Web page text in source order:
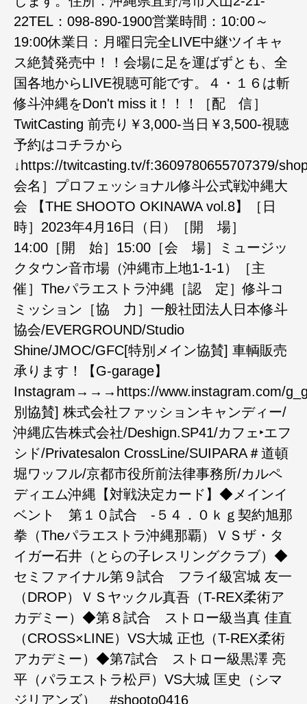
22TEL：098-890-1900営業時間：10:00～
19:00休業日：月曜日完全LIVE中継ツイキャ
ス絶賛発売中！！会場に足を運ばずとも、全
国各地からLIVE視聴可能です。４・１６は斬
修斗沖縄をDon't miss it！！！［配 信］
TwitCasting 前売り￥3,000-当日￥3,500-視聴
予約はコチラから
↓https://twitcasting.tv/f:3609780655707379/
会名］プロフェッショナル修斗公式戦沖縄大
会 【THE SHOOTO OKINAWA vol.8】［日
時］2023年4月16日（日）［開 場］
14:00［開 始］15:00［会 場］ミュージッ
クタウン音市場（沖縄市上地1-1-1）［主
催］Theパラエストラ沖縄［認 定］修斗コ
ミッション［協 力］一般社団法人日本修斗
協会/EVERGROUND/Studio
Shine/JMOC/GFC[特別メイン協賛] 車輌販売
承ります！【G-garage】
Instagram→→→https://www.instagram.com/
別協賛] 株式会社ファッションキャンディー/
沖縄広告株式会社/Deshign.SP41/カフェ‣エフ
シド/Privatesalon CrossLine/SUIPARA＃道頓
堀ワッフル/京都市役所前法律事務所/カルペ
ディエム沖縄【対戦決定カード】◆メインイ
ベント 第１０試合 -５４．０ｋｇ契約旭那
拳（Theパラエストラ沖縄那覇）ＶＳザ・タ
イガー石井（とらの子レスリングクラブ）◆
セミファイナル第９試合 フライ級宮城 友一
（DROP）ＶＳヤックル真吾（T-REX柔術ア
カデミー）◆第８試合 ストロー級当真 佳直
（CROSS×LINE）VS大城 正也（T-REX柔術
アカデミー）◆第7試合 ストロー級黒澤 亮
平（パラエストラ松戸）VS大城 匡史（シマ
ジリアンズ） #shooto0416